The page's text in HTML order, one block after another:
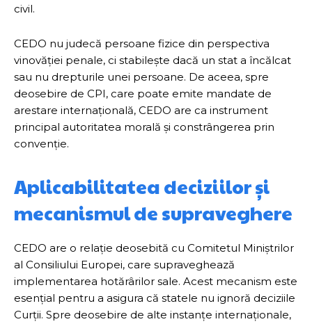
civil.
CEDO nu judecă persoane fizice din perspectiva
vinovăției penale, ci stabilește dacă un stat a încălcat
sau nu drepturile unei persoane. De aceea, spre
deosebire de CPI, care poate emite mandate de
arestare internațională, CEDO are ca instrument
principal autoritatea morală și constrângerea prin
convenție.
Aplicabilitatea deciziilor și
mecanismul de supraveghere
CEDO are o relație deosebită cu Comitetul Miniștrilor
al Consiliului Europei, care supraveghează
implementarea hotărârilor sale. Acest mecanism este
esențial pentru a asigura că statele nu ignoră deciziile
Curții. Spre deosebire de alte instanțe internaționale,